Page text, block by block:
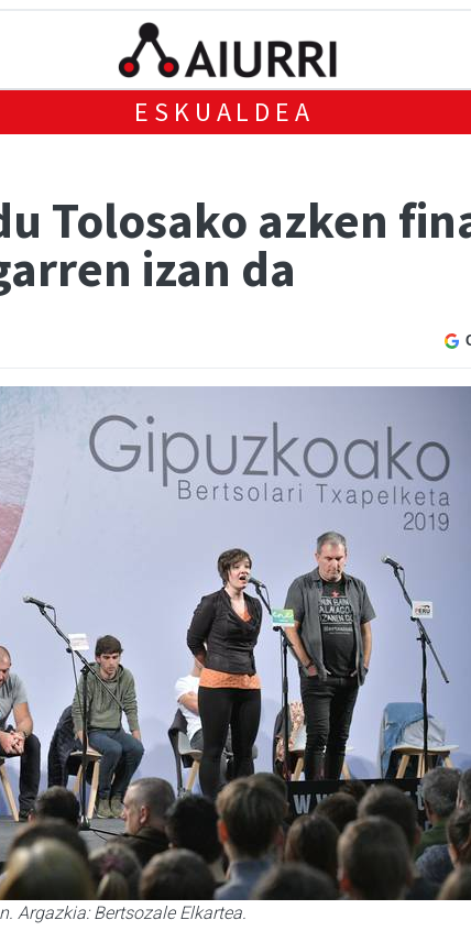
ESKUALDEA
Tolosako azken
izan da
Argazkia: Bertsozale Elkartea.